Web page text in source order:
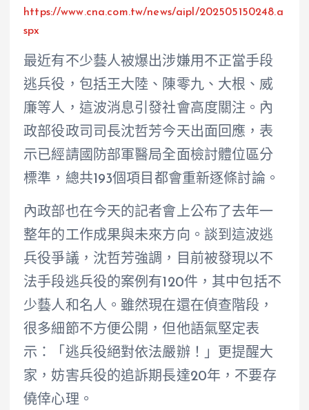
https://www.cna.com.tw/news/aipl/202505150248.a
spx
最近有不少藝人被爆出涉嫌用不正當手段
逃兵役，包括王大陸、陳零九、大根、威
廉等人，這波消息引發社會高度關注。內
政部役政司司長沈哲芳今天出面回應，表
示已經請國防部軍醫局全面檢討體位區分
標準，總共193個項目都會重新逐條討論。
內政部也在今天的記者會上公布了去年一
整年的工作成果與未來方向。談到這波逃
兵役爭議，沈哲芳強調，目前被發現以不
法手段逃兵役的案例有120件，其中包括不
少藝人和名人。雖然現在還在偵查階段，
很多細節不方便公開，但他語氣堅定表
示：「逃兵役絕對依法嚴辦！」更提醒大
家，妨害兵役的追訴期長達20年，不要存
僥倖心理。